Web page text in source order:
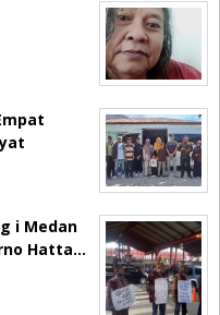
i Medan
Hatta…